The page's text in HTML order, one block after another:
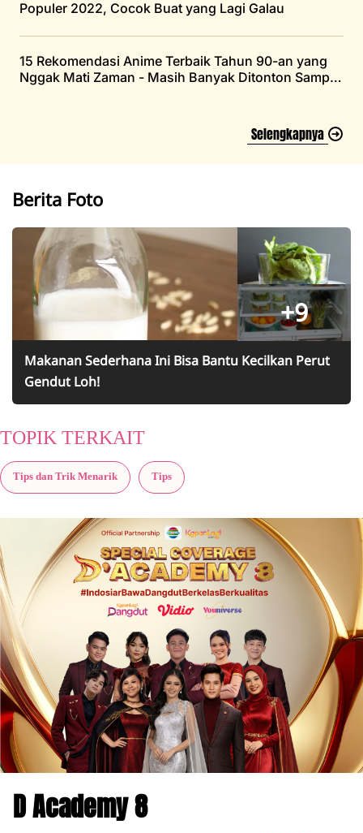
Populer 2022, Cocok Buat yang Lagi Galau
15 Rekomendasi Anime Terbaik Tahun 90-an yang
Nggak Mati Zaman - Masih Banyak Ditonton Sampai
Selengkapnya
Berita Foto
+9
Makanan Sederhana Ini Bisa Bantu Kecilkan Perut
Gendut Loh!
TOPIK TERKAIT
Tips dan Trik Menarik Tips
D Academy 8